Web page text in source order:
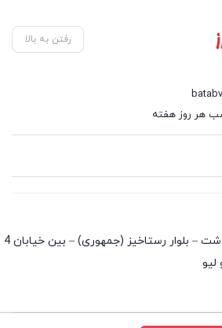
رفتن به بالا
شعبه اداری 1: کرج – گوهردشت – بلوار رستاخیز (جمهوری) – بین خیابان 4